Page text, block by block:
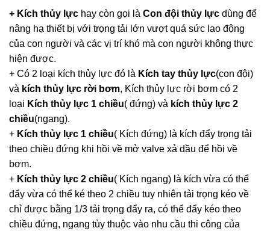
+ Kích thủy lực hay còn gọi là Con đội thủy lực dùng để
nâng hạ thiết bị với trọng tải lớn vượt quá sức lao động
của con người và các vị trí khó mà con người không thực
hiện được.
+ Có 2 loại kích thủy lực đó là Kích tay thủy lực(con đội)
và kích thủy lực rời bơm, Kích thủy lực rời bơm có 2
loại Kích thủy lực 1 chiều( đứng) và kích thủy lực 2
chiều(ngang).
+ Kích thủy lực 1 chiều( Kích đứng) là kích đẩy trọng tải
theo chiều đứng khi hồi về mở valve xả dầu để hồi về
bơm.
+ Kích thủy lực 2 chiều( Kích ngang) là kích vừa có thể
đẩy vừa có thể ké theo 2 chiều tuy nhiên tải trọng kéo về
chỉ được bằng 1/3 tải trọng đẩy ra, có thể đẩy kéo theo
chiều đứng, ngang tùy thuộc vào nhu cầu thi công của